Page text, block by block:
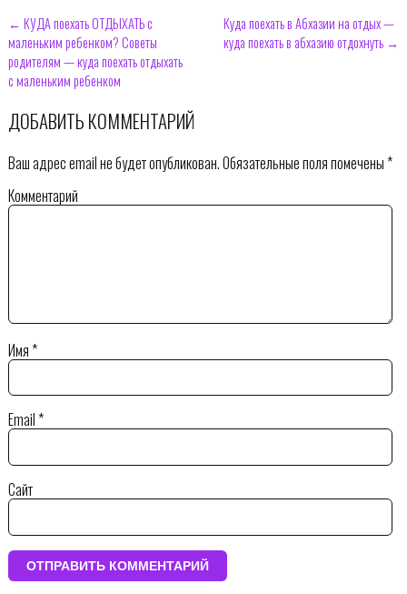
← КУДА поехать ОТДЫХАТЬ с
маленьким ребенком? Советы
родителям — куда поехать отдыхать
с маленьким ребенком
Куда поехать в Абхазии на отдых —
куда поехать в абхазию отдохнуть →
ДОБАВИТЬ КОММЕНТАРИЙ
Ваш адрес email не будет опубликован.Обязательные поля помечены*
Комментарий
Имя*
Email*
Сайт